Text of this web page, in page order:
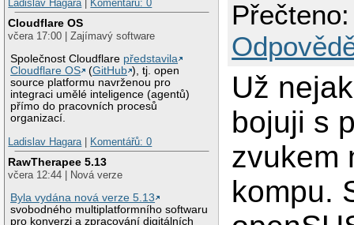
Ladislav Hagara
Komentářů: 0
Cloudflare OS
včera 17:00 | Zajímavý software
Společnost Cloudflare představila
Cloudflare OS
(GitHub ), tj. open
source platformu navrženou pro
integraci umělé inteligence (agentů)
přímo do pracovních procesů
organizací.
Ladislav Hagara
Komentářů: 0
RawTherapee 5.13
včera 12:44 | Nová verze
Byla vydána nová verze 5.13
svobodného multiplatformního softwaru
pro konverzi a zpracování digitálních
Už
bojuji s
zvukem
kompu.